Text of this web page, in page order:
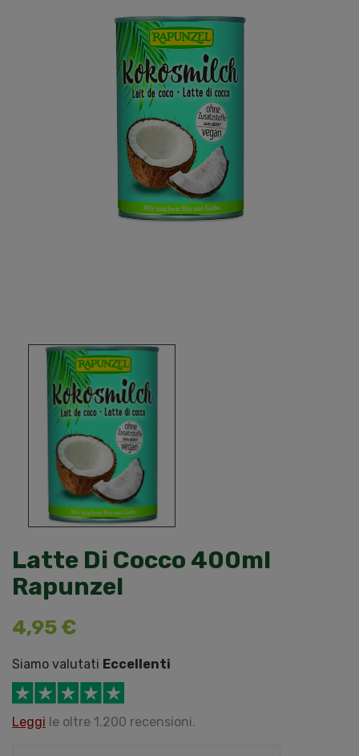
Latte Di Cocco 400ml
Rapunzel
4,95 €
Siamo valutati Eccellenti
Leggi le oltre 1.200 recensioni.